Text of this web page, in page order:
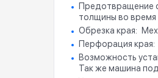
Предотвращение
толщины во время
Обрезка края
Перфорация края
Возможность
Так же машина